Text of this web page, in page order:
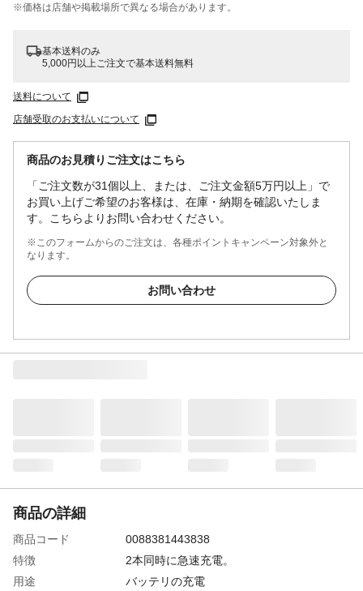
※価格は​店舗や​掲載場所で​異なる​場合が​あります。
基本送料のみ
5,000円以上ご注文で基本送料無料
送料について
店舗受取のお支払いについて
商品のお見積りご注文はこちら
「ご注文数が31個以上、または、ご注文金額5万円以上」で
お買い上げご希望のお客様は、在庫・納期を確認いたしま
す。こちらよりお問い合わせください。
※このフォームからのご注文は、各種ポイントキャンペーン対象外と
なります。
お問い合わせ
商品の詳細
商品コード
0088381443838
特徴
2本同時に急速充電。
用途
バッテリの充電